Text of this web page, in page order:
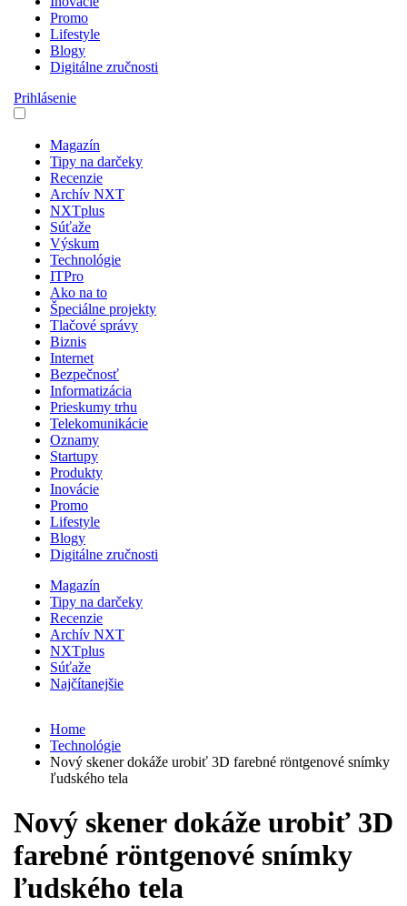
Promo
Lifestyle
Blogy
Digitálne zručnosti
Prihlásenie
Magazín
Tipy na darčeky
Recenzie
Archív NXT
NXTplus
Súťaže
Výskum
Technológie
ITPro
Ako na to
Špeciálne projekty
Tlačové správy
Biznis
Internet
Bezpečnosť
Informatizácia
Prieskumy trhu
Telekomunikácie
Oznamy
Startupy
Produkty
Inovácie
Promo
Lifestyle
Blogy
Digitálne zručnosti
Magazín
Tipy na darčeky
Recenzie
Archív NXT
NXTplus
Súťaže
Najčítanejšie
Home
Technológie
Nový skener dokáže urobiť 3D farebné röntgenové snímky
ľudského tela
Nový skener dokáže urobiť 3D
farebné röntgenové snímky
ľudského tela